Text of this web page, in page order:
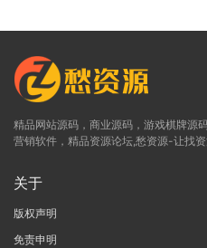
精品网站源码，商业源码，游戏棋牌源码
营销软件，精品资源论坛,愁资源-让找
关于
版权声明
免责申明